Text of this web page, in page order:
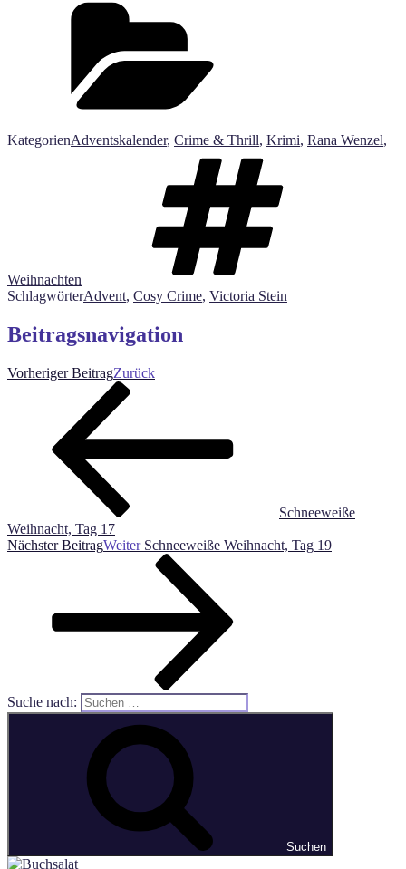
KategorienAdventskalender, Crime & Thrill, Krimi, Rana Wenzel,
Weihnachten
SchlagwörterAdvent, Cosy Crime, Victoria Stein
Beitragsnavigation
Vorheriger BeitragZurück
Schneeweiße
Weihnacht, Tag 17
Nächster BeitragWeiter Schneeweiße Weihnacht, Tag 19
Suche nach:
Suchen